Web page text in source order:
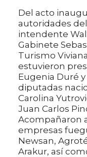
Del acto
autoridades
intendente
Gabinete
Turismo
estuvieron
Eugenia Duré
diputadas
Carolina
Juan Carlos
Acompañaron
empresas
Newsan,
Arakur, así